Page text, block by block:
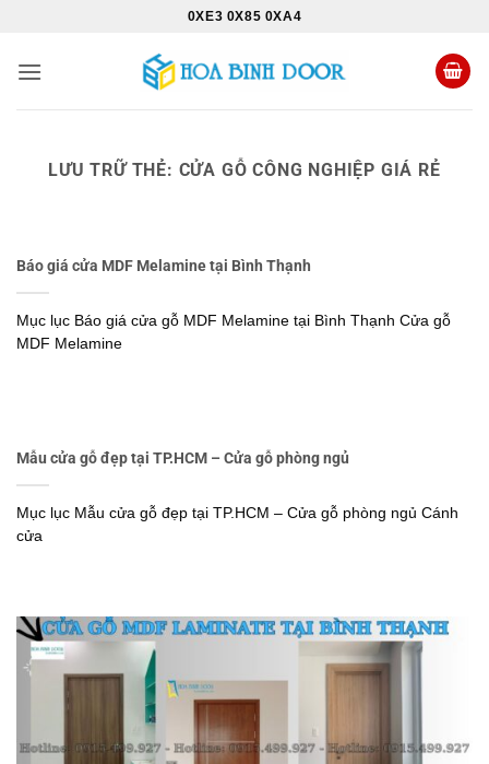
nội
0XE3 0X85 0XA4
LƯU TRỮ THẺ: CỬA GỖ CÔNG NGHIỆP GIÁ RẺ
Báo giá cửa MDF Melamine tại Bình Thạnh
Mục lục Báo giá cửa gỗ MDF Melamine tại Bình Thạnh Cửa gỗ
MDF Melamine
Mẫu cửa gỗ đẹp tại TP.HCM – Cửa gỗ phòng ngủ
Mục lục Mẫu cửa gỗ đẹp tại TP.HCM – Cửa gỗ phòng ngủ Cánh
cửa